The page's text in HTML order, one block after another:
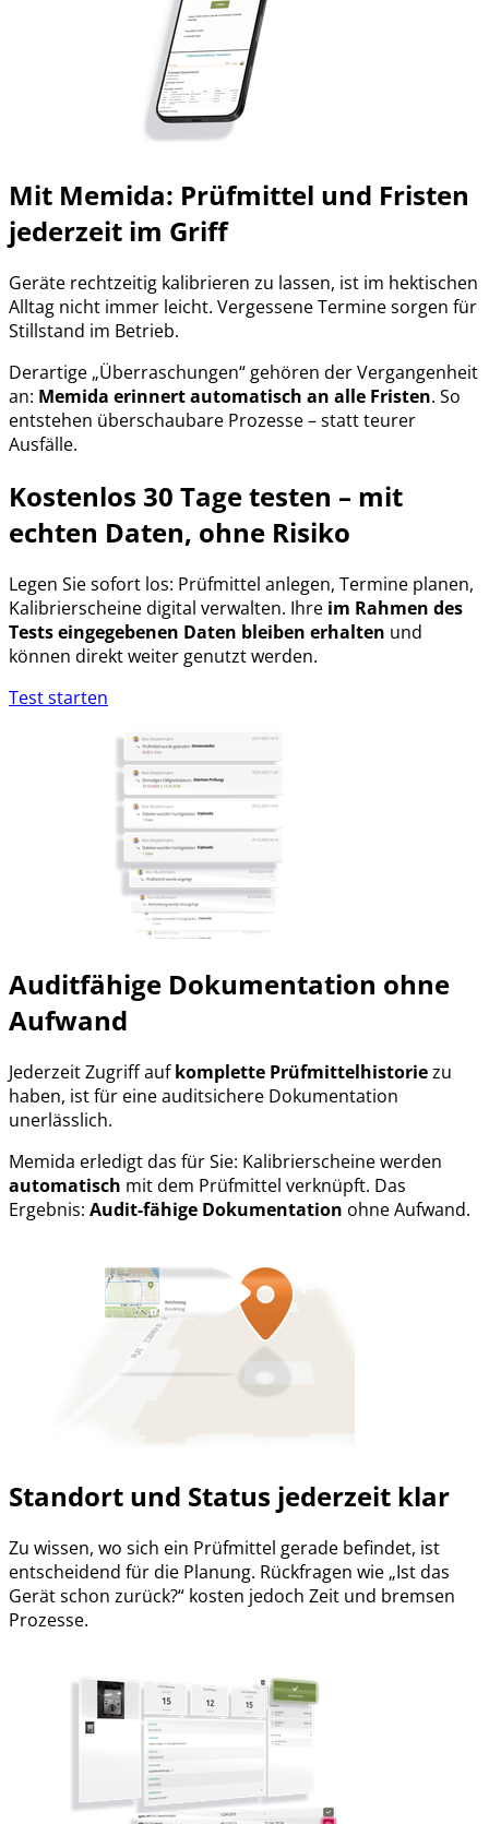
Mit Memida: Prüfmittel und Fristen
jederzeit im Griff
Geräte rechtzeitig kalibrieren zu lassen, ist im hektischen
Alltag nicht immer leicht. Vergessene Termine sorgen für
Stillstand im Betrieb.
Derartige „Überraschungen“ gehören der Vergangenheit
an: Memida erinnert automatisch an alle Fristen. So
entstehen überschaubare Prozesse – statt teurer
Ausfälle.
Kostenlos 30 Tage testen – mit
echten Daten, ohne Risiko
Legen Sie sofort los: Prüfmittel anlegen, Termine planen,
Kalibrierscheine digital verwalten. Ihre im Rahmen des
Tests eingegebenen Daten bleiben erhalten und
können direkt weiter genutzt werden.
Test starten
Auditfähige Dokumentation ohne
Aufwand
Jederzeit Zugriff aufkomplette Prüfmittelhistoriezu
haben, ist für eine auditsichere Dokumentation
unerlässlich.
Memida erledigt das für Sie: Kalibrierscheine werden
automatisch mit dem Prüfmittel verknüpft. Das
Ergebnis: Audit-fähige Dokumentation ohne Aufwand.
Standort und Status jederzeit klar
Zu wissen, wo sich ein Prüfmittel gerade befindet, ist
entscheidend für die Planung. Rückfragen wie „Ist das
Gerät schon zurück?“ kosten jedoch Zeit und bremsen
Prozesse.